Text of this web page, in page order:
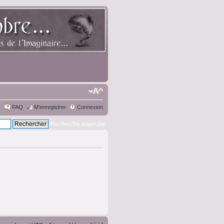
FAQ M’enregistrer Connexion
Recherche avancée